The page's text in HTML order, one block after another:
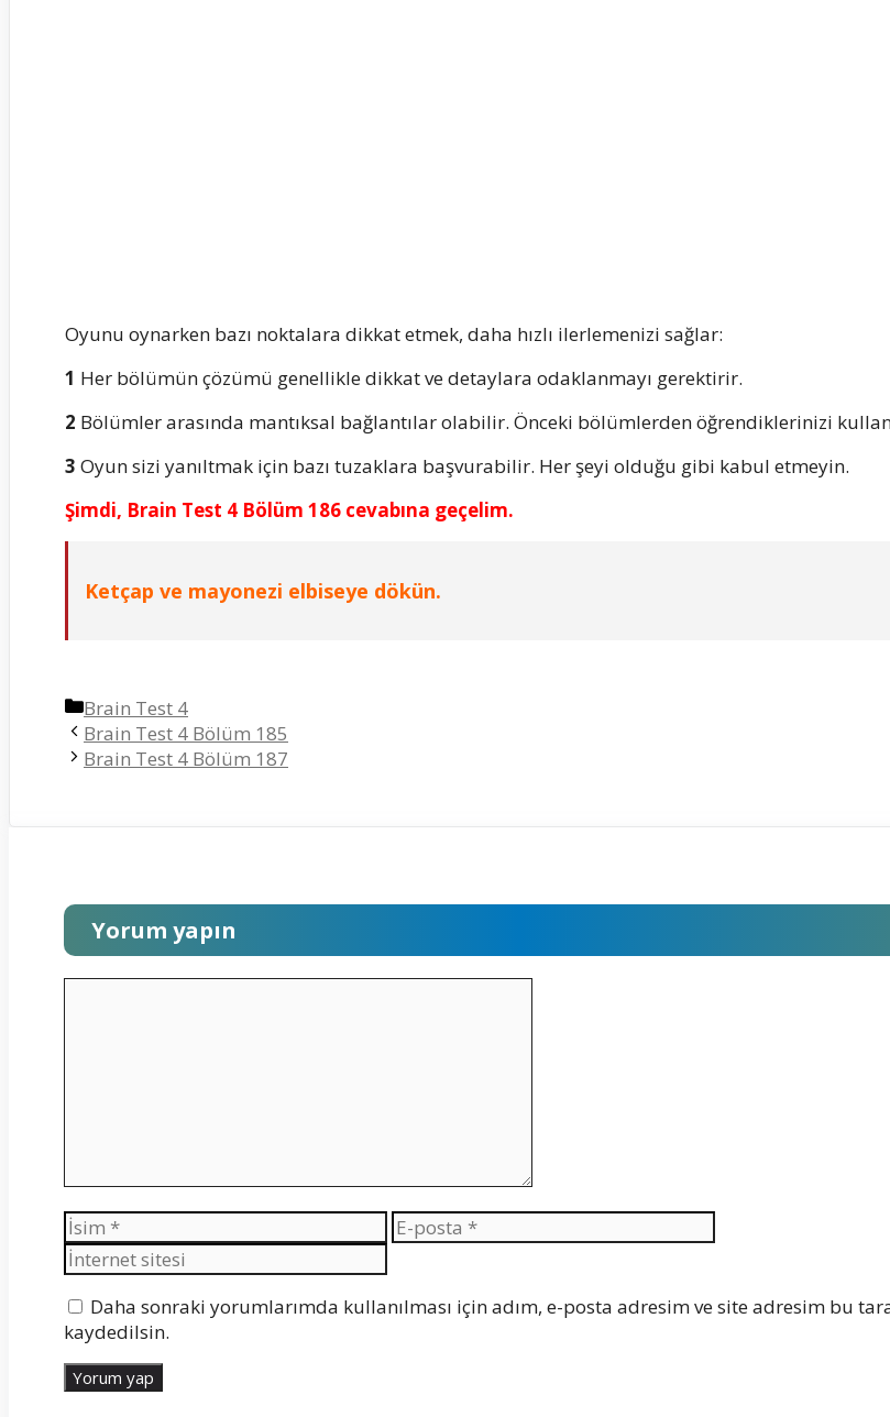
Oyunu oynarken bazı noktalara dikkat etmek, daha hızlı ilerlemenizi sağlar:
1 Her bölümün çözümü genellikle dikkat ve detaylara odaklanmayı gerektirir.
2 Bölümler arasında mantıksal bağlantılar olabilir. Önceki bölümlerden öğrendiklerinizi
3 Oyun sizi yanıltmak için bazı tuzaklara başvurabilir. Her şeyi olduğu gibi kabul etmeyin.
Şimdi, Brain Test 4 Bölüm 186 cevabına geçelim.
Ketçap ve mayonezi elbiseye dökün.
Kategoriler
Brain Test 4
Brain Test 4 Bölüm 185
Brain Test 4 Bölüm 187
Yorum yapın
İsim
E-
posta
sitesi
Daha sonraki yorumlarımda kullanılması için adım, e-posta adresim ve site adresim bu
kaydedilsin.